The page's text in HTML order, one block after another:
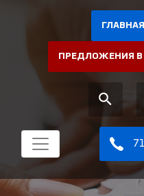
ПРЕДЛОЖЕНИЯ